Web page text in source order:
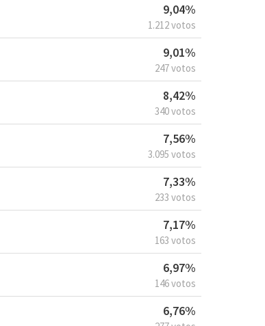
9,04%
1.212 votos
9,01%
247 votos
8,42%
340 votos
7,56%
3.095 votos
7,33%
233 votos
7,17%
163 votos
6,97%
146 votos
6,76%